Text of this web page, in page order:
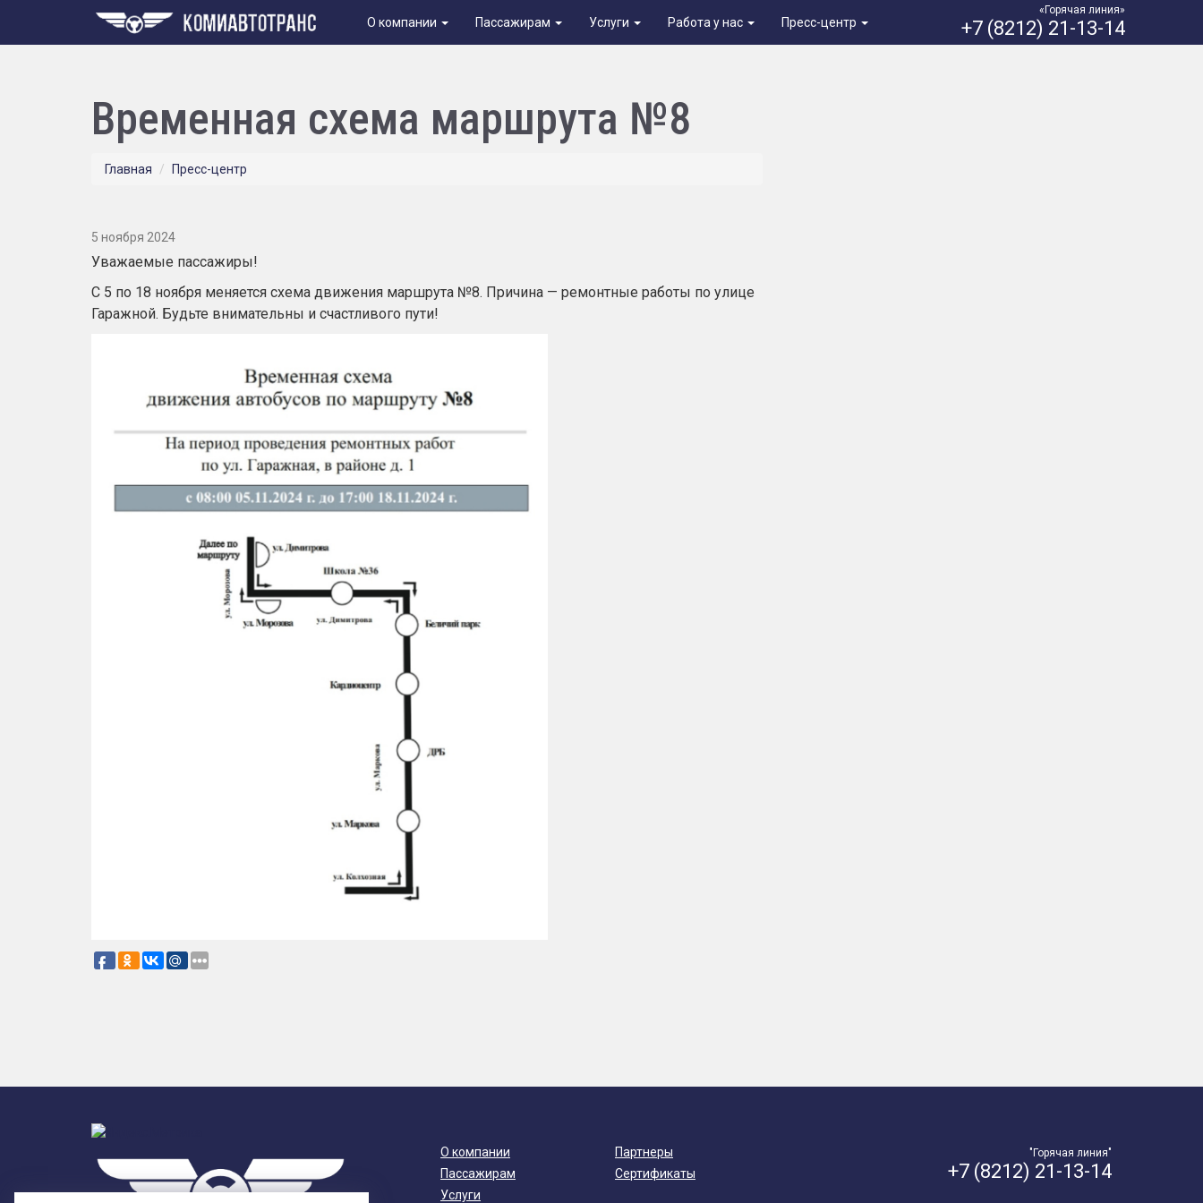
О компании Пассажирам Услуги Работа у нас Пресс-центр
«Горячая линия»
+7 (8212) 21-13-14
Временная схема маршрута №8
Главная Пресс-центр
5 ноября 2024
Уважаемые пассажиры!
С 5 по 18 ноября меняется схема движения маршрута №8. Причина — ремонтные работы по улице
Гаражной. Будьте внимательны и счастливого пути!
О компании
Пассажирам
Услуги
Партнеры
Сертификаты
"Горячая линия"
+7 (8212) 21-13-14